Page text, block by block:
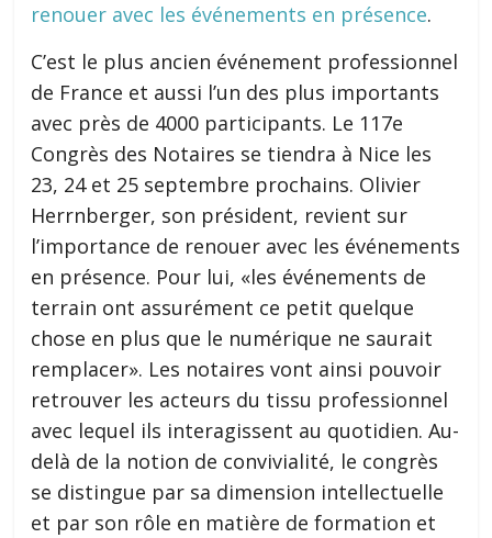
renouer avec les événements en présence.
C’est le plus ancien événement professionnel
de France et aussi l’un des plus importants
avec près de 4000 participants. Le 117e
Congrès des Notaires se tiendra à Nice les
23, 24 et 25 septembre prochains. Olivier
Herrnberger, son président, revient sur
l’importance de renouer avec les événements
en présence. Pour lui, «les événements de
terrain ont assurément ce petit quelque
chose en plus que le numérique ne saurait
remplacer». Les notaires vont ainsi pouvoir
retrouver les acteurs du tissu professionnel
avec lequel ils interagissent au quotidien. Au-
delà de la notion de convivialité, le congrès
se distingue par sa dimension intellectuelle
et par son rôle en matière de formation et